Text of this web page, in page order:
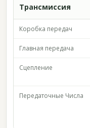
Трансмиссия
Коробка передач
Главная передача
Сцепление
Передаточные Числа